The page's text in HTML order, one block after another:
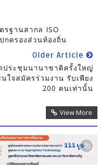
ฐานสากล ISO
กครองส่วนท้องถิ่น
Older Article
ประชุมนานาชาติครั้งใหญ่
ใจสมัครร่วมงาน รับเพียง
200 คนเท่านั้น
View More